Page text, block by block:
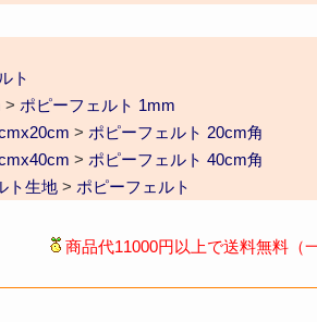
ト
> ポピーフェルト 1mm
> ポピーフェルト 20cm角
> ポピーフェルト 40cm角
ト生地 > ポピーフェルト
商品代11000円以上で送料無料（